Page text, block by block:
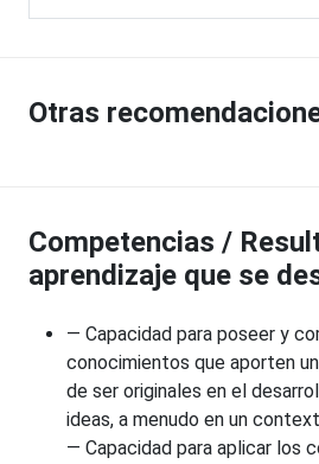
Otras
Competencias /
aprendizaje que se
— Capacidad para poseer y
conocimientos que aporten
de ser originales en el
ideas, a menudo en un
— Capacidad para aplicar los